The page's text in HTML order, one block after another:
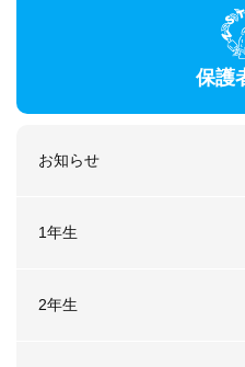
保護
お知らせ
1年生
2年生